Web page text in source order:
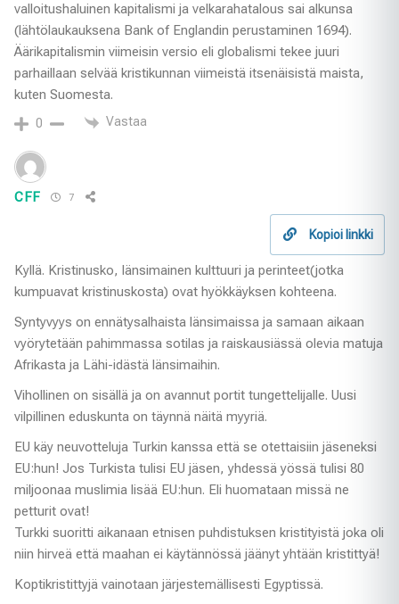
valloitushaluinen kapitalismi ja velkarahatalous sai alkunsa
(lähtölaukauksena Bank of Englandin perustaminen 1694).
Äärikapitalismin viimeisin versio eli globalismi tekee juuri
parhaillaan selvää kristikunnan viimeistä itsenäisistä maista,
kuten Suomesta.
0 Vastaa
CFF 7
Kopioi linkki
Kyllä. Kristinusko, länsimainen kulttuuri ja perinteet(jotka
kumpuavat kristinuskosta) ovat hyökkäyksen kohteena.
Syntyvyys on ennätysalhaista länsimaissa ja samaan aikaan
vyörytetään pahimmassa sotilas ja raiskausiässä olevia matuja
Afrikasta ja Lähi-idästä länsimaihin.
Vihollinen on sisällä ja on avannut portit tungettelijalle. Uusi
vilpillinen eduskunta on täynnä näitä myyriä.
EU käy neuvotteluja Turkin kanssa että se otettaisiin jäseneksi
EU:hun! Jos Turkista tulisi EU jäsen, yhdessä yössä tulisi 80
miljoonaa muslimia lisää EU:hun. Eli huomataan missä ne
petturit ovat!
Turkki suoritti aikanaan etnisen puhdistuksen kristityistä joka oli
niin hirveä että maahan ei käytännössä jäänyt yhtään kristittyä!
Koptikristittyjä vainotaan järjestemällisesti Egyptissä.